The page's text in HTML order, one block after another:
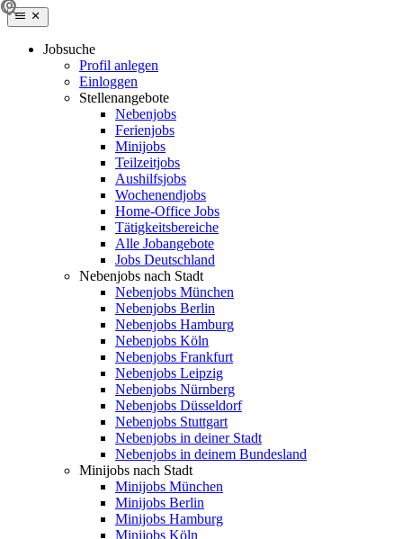
Jobsuche
Profil anlegen
Einloggen
Stellenangebote
Nebenjobs
Ferienjobs
Minijobs
Teilzeitjobs
Aushilfsjobs
Wochenendjobs
Home-Office Jobs
Tätigkeitsbereiche
Alle Jobangebote
Jobs Deutschland
Nebenjobs nach Stadt
Nebenjobs München
Nebenjobs Berlin
Nebenjobs Hamburg
Nebenjobs Köln
Nebenjobs Frankfurt
Nebenjobs Leipzig
Nebenjobs Nürnberg
Nebenjobs Düsseldorf
Nebenjobs Stuttgart
Nebenjobs in deiner Stadt
Nebenjobs in deinem Bundesland
Minijobs nach Stadt
Minijobs München
Minijobs Berlin
Minijobs Hamburg
Minijobs Köln